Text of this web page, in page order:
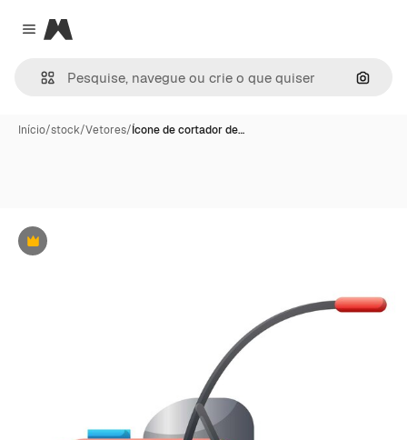
Close menu
Magnific
Início/stock/Vetores/Ícone de cortador de…
Premium